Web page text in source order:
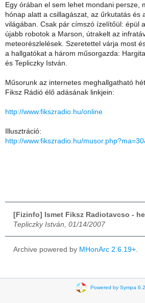
Egy órában el sem lehet mondani persze,
hónap alatt a csillagászat, az űrkutatás és
világában. Csak pár címszó ízelítőül: épül
újabb robotok a Marson, útrakelt az
meteorészlelések. Szeretettel várja most
a hallgatókat a három műsorgazda:
és Tepliczky István.
Műsorunk az internetes meghallgatható
Fiksz Rádió élő adásának linkjein:
http://www.fikszradio.hu/online
Illusztráció:
http://www.fikszradio.hu/
[Fizinfo] Ismet Fiksz Radiotavcso -
Tepliczky István, 01/14/2007
Archive powered by MHonArc 2.6.19+
Powered by Sympa